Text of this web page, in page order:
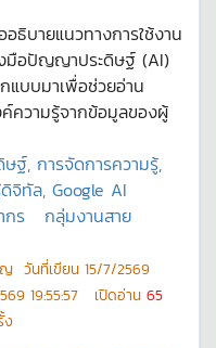
ธิบายแนวทางการใช้งาน
มือปัญญาประดิษฐ์ (AI)
แบบมาเพื่อช่วยอ่าน
ค์ความรู้จากข้อมูลของผู้
ฐ์, การจัดการความรู้,
จิทัล, Google AI
กร
กลุ่มงานสาย
ญ วันที่เขียน 15/7/2569
19:55:57 เปิดอ่าน 65
ง